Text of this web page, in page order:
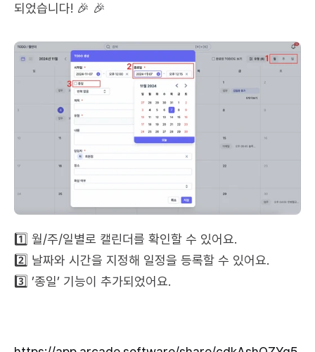
되었습니다! 🎉 🎉
1️⃣ 월/주/일별로 캘린더를 확인할 수 있어요.
2️⃣ 날짜와 시간을 지정해 일정을 등록할 수 있어요.
3️⃣ ’종일’ 기능이 추가되었어요.